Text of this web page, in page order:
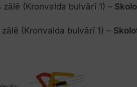
(Kronvalda bulvārī 1) –
(Kronvalda bulvārī 1) –